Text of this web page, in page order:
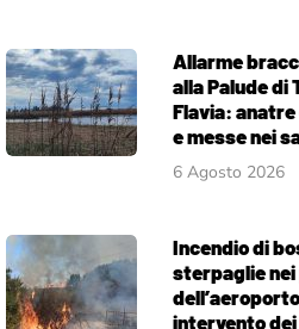
Allarme
alla Palude di
Flavia:
e messe nei
6 Agosto 2026
Incendio di
sterpaglie
intervento